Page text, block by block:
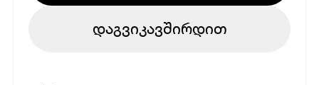
დაგვიკავშირდით